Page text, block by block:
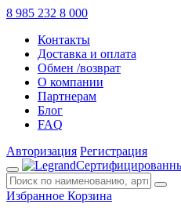
8 985 232 8 000
Контакты
Доставка и оплата
Обмен /возврат
О компании
Партнерам
Блог
FAQ
Авторизация Регистрация
Избранное Корзина